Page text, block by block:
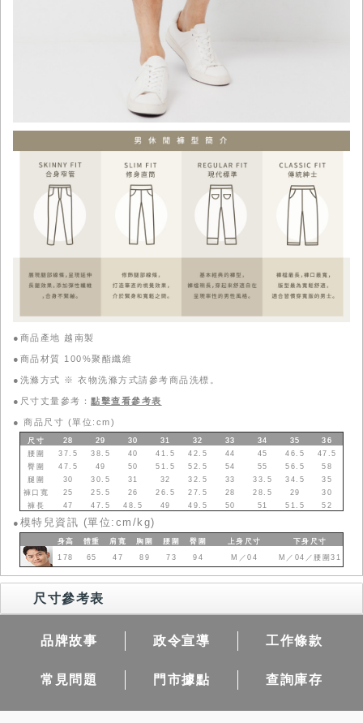
●商品產地 越南製
●商品材質 100%聚酯纖維
●洗滌方式 ※ 衣物洗滌方式請參考商品洗標。
●尺寸丈量參考： 點擊查看參考表
● 商品尺寸 (單位:cm)
尺寸 28 29 30 31 32 33 34 35
36
腰圍
37.5 38.5 40 41.5 42.5 44 45 46.5
47.5
臀圍
47.5 49 50 51.5 52.5 54 55 56.5
58
腿圍
30 30.5 31 32 32.5 33 33.5 34.5
35
褲口寬
25 25.5 26 26.5 27.5 28 28.5 29
30
褲長
47 47.5 48.5 49 49.5 50 51 51.5 52
● 模特兒資訊 (單位:cm/kg)
身高 體重 肩寬 胸圍 腰圍 臀圍 上身 尺寸 下身 尺寸
178
65 47 89 73 94 M／04 M／04／腰圍31
尺寸參考表
品牌故事 政令宣導 工作條款
常見問題 門市據點 查詢庫存